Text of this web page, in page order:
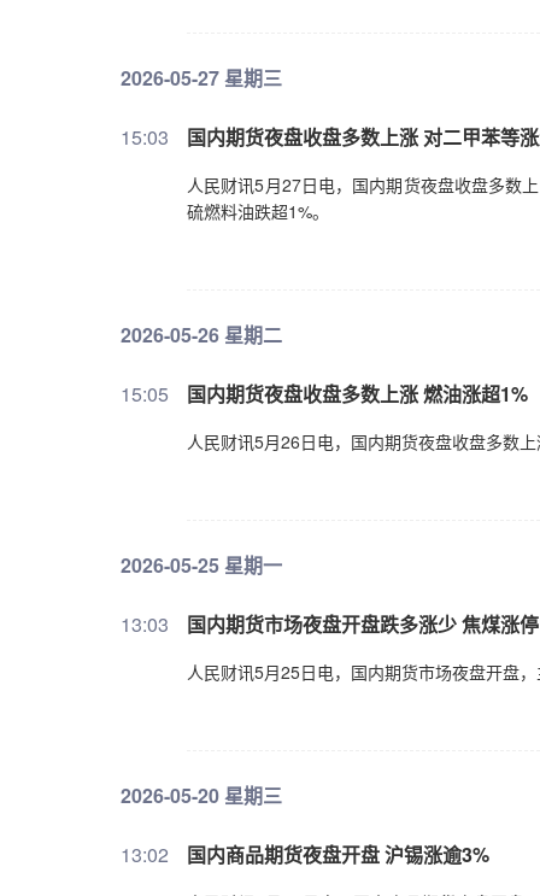
2026-05-27 星期三
15:03 国内期货夜盘收盘多数上涨 对二甲苯等
人民财讯5月27日电，国内期货夜盘收盘多数
硫燃料油跌超1%。
2026-05-26 星期二
15:05 国内期货夜盘收盘多数上涨 燃油涨超1%
人民财讯5月26日电，国内期货夜盘收盘多数
2026-05-25 星期一
13:03 国内期货市场夜盘开盘跌多涨少 焦煤涨停
人民财讯5月25日电，国内期货市场夜盘开盘
2026-05-20 星期三
13:02 国内商品期货夜盘开盘 沪锡涨逾3%